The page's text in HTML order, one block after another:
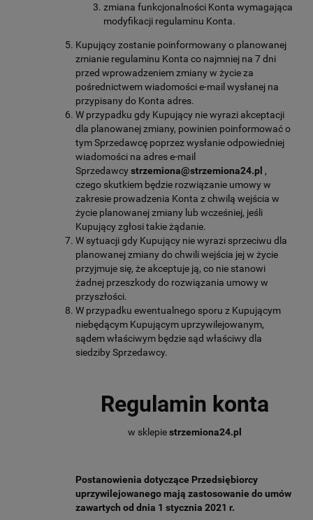
zmiana funkcjonalności Konta wymagająca
modyfikacji regulaminu Konta.
Kupujący zostanie poinformowany o planowanej
zmianie regulaminu Konta co najmniej na 7 dni
przed wprowadzeniem zmiany w życie za
pośrednictwem wiadomości e-mail wysłanej na
przypisany do Konta adres.
W przypadku gdy Kupujący nie wyrazi akceptacji
dla planowanej zmiany, powinien poinformować o
tym Sprzedawcę poprzez wysłanie odpowiedniej
wiadomości na adres e-mail
Sprzedawcystrzemiona@strzemiona24.pl ,
czego skutkiem będzie rozwiązanie umowy w
zakresie prowadzenia Konta z chwilą wejścia w
życie planowanej zmiany lub wcześniej, jeśli
Kupujący zgłosi takie żądanie.
W sytuacji gdy Kupujący nie wyrazi sprzeciwu dla
planowanej zmiany do chwili wejścia jej w życie
przyjmuje się, że akceptuje ją, co nie stanowi
żadnej przeszkody do rozwiązania umowy w
przyszłości.
W przypadku ewentualnego sporu z Kupującym
niebędącym Kupującym uprzywilejowanym,
sądem właściwym będzie sąd właściwy dla
siedziby Sprzedawcy.
Regulamin konta
w sklepiestrzemiona24.pl
Postanowienia dotyczące Przedsiębiorcy
uprzywilejowanego mają zastosowanie do umów
zawartych od dnia 1 stycznia 2021 r.